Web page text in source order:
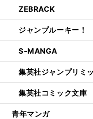
ZEBRACK
ジャンプルーキー！
S-MANGA
集英社ジャンプリミ
集英社コミック文庫
青年マンガ